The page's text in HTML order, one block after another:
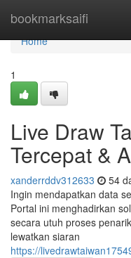
bookmarksaifi
Home
Home
1
Live Draw
Tercepat &
xanderrddv312633 54
Ingin mendapatkan data
Portal ini menghadirkan
secara utuh proses
lewatkan siaran
https://